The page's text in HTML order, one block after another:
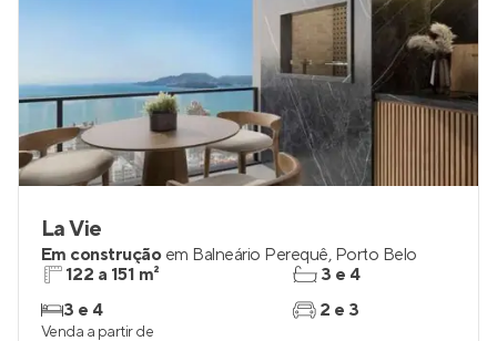
La Vie
Em construção em Balneário Perequê, Porto Belo
122 a 151 m²
3 e 4
3 e 4
2 e 3
Venda a partir de